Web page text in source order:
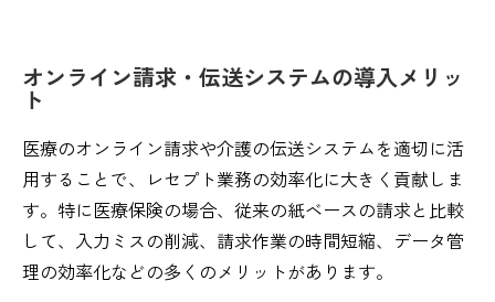
オンライン請求・伝送システムの導入メリッ
ト
医療のオンライン請求や介護の伝送システムを適切に活
用することで、レセプト業務の効率化に大きく貢献しま
す。特に医療保険の場合、従来の紙ベースの請求と比較
して、入力ミスの削減、請求作業の時間短縮、データ管
理の効率化などの多くのメリットがあります。